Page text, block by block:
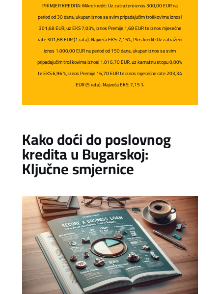
PRIMJER KREDITA: Mikro kredit: Uz zatraženi iznos 300,00 EUR na
period od 30 dana, ukupan iznos sa svim pripadajućim troškovima iznosi
301,68 EUR, uz EKS 7,03%, iznos Premije 1,68 EUR te iznos mjesečne
rate 301,68 EUR (1 rata). Najveća EKS: 7,15%, Plus kredit: Uz zatraženi
iznos 1.000,00 EUR na period od 150 dana, ukupan iznos sa svim
pripadajućim troškovima iznosi 1.016,70 EUR, uz kamatnu stopu 0,00%
te EKS 6,96 %, iznos Premije 16,70 EUR te iznos mjesečne rate 203,34
EUR (5 rata). Najveća EKS: 7,15 %
Kako doći do poslovnog
kredita u Bugarskoj:
Ključne smjernice